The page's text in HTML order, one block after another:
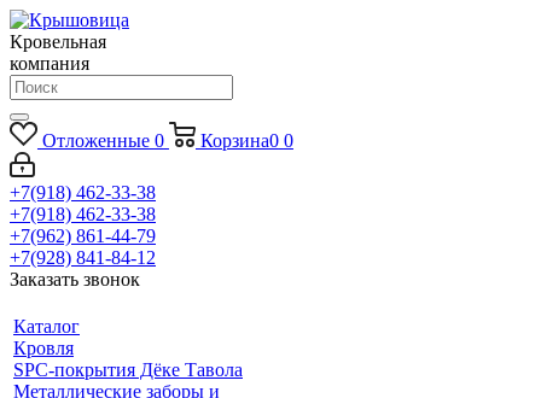
Кровельная
компания
Отложенные 0 Корзина0 0
+7(918) 462-33-38
+7(918) 462-33-38
+7(962) 861-44-79
+7(928) 841-84-12
Заказать звонок
Каталог
Кровля
SPC-покрытия Дёке Тавола
Металлические заборы и